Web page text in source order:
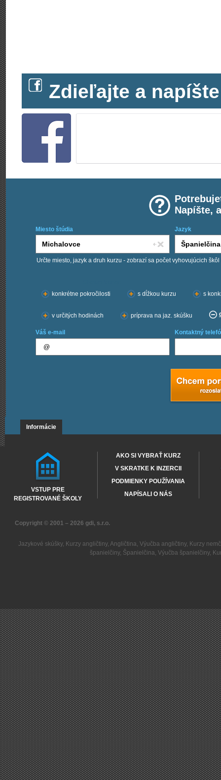
Zdieľajte a
Napíšte,
Miesto štúdia Jazyk
Určte miesto, jazyk a druh kurzu - zobrazí sa počet vyhovujúcich škôl
konkrétne pokročilosti
s dĺžkou kurzu s
v určitých hodinách príprava na jaz. skúšku
Váš e-mail Kontaktný
Informácie
VSTUP PRE
REGISTROVANÉ ŠKOLY
AKO SI VYBRAŤ KURZ
V SKRATKE K INZERCII
PODMIENKY POUŽÍVANIA
NAPÍSALI O NÁS
Copyright © 2001 – 2026 gdi, s.r.o.
Jazykové skúšky, Kurzy angličtiny, Angličtina, Výučba angličtiny, Kurzy
španielčiny, Španielčina, Výučba španielčiny,